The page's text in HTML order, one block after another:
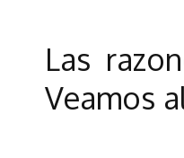
Las
Veamos